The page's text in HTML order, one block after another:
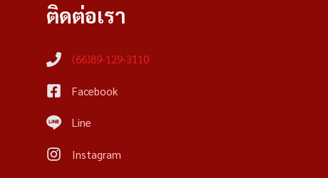
ติดต่อเรา
(66)89-129-3110
Facebook
Line
Instagram